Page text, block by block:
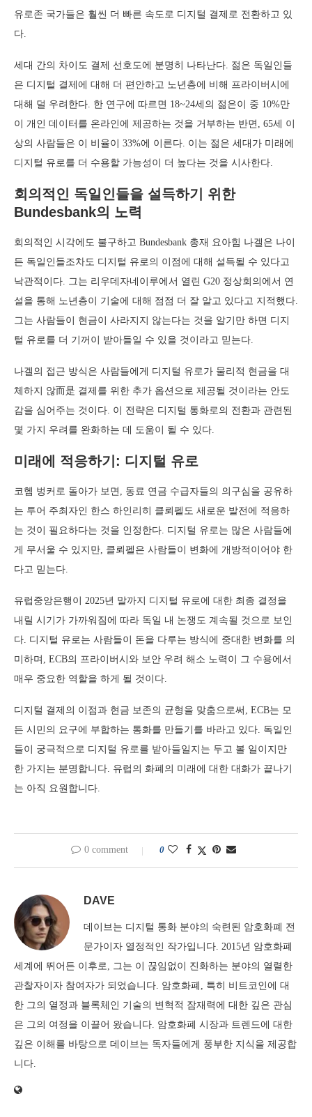
유로존 국가들은 훨씬 더 빠른 속도로 디지털 결제로 전환하고 있
다.
세대 간의 차이도 결제 선호도에 분명히 나타난다. 젊은 독일인들
은 디지털 결제에 대해 더 편안하고 노년층에 비해 프라이버시에
대해 덜 우려한다. 한 연구에 따르면 18~24세의 젊은이 중 10%만
이 개인 데이터를 온라인에 제공하는 것을 거부하는 반면, 65세 이
상의 사람들은 이 비율이 33%에 이른다. 이는 젊은 세대가 미래에
디지털 유로를 더 수용할 가능성이 더 높다는 것을 시사한다.
회의적인 독일인들을 설득하기 위한
Bundesbank의 노력
회의적인 시각에도 불구하고 Bundesbank 총재 요아힘 나겔은 나이
든 독일인들조차도 디지털 유로의 이점에 대해 설득될 수 있다고
낙관적이다. 그는 리우데자네이루에서 열린 G20 정상회의에서 연
설을 통해 노년층이 기술에 대해 점점 더 잘 알고 있다고 지적했다.
그는 사람들이 현금이 사라지지 않는다는 것을 알기만 하면 디지
털 유로를 더 기꺼이 받아들일 수 있을 것이라고 믿는다.
나겔의 접근 방식은 사람들에게 디지털 유로가 물리적 현금을 대
체하지 않而是 결제를 위한 추가 옵션으로 제공될 것이라는 안도
감을 심어주는 것이다. 이 전략은 디지털 통화로의 전환과 관련된
몇 가지 우려를 완화하는 데 도움이 될 수 있다.
미래에 적응하기: 디지털 유로
코헴 벙커로 돌아가 보면, 동료 연금 수급자들의 의구심을 공유하
는 투어 주최자인 한스 하인리히 클뢰펠도 새로운 발전에 적응하
는 것이 필요하다는 것을 인정한다. 디지털 유로는 많은 사람들에
게 무서울 수 있지만, 클뢰펠은 사람들이 변화에 개방적이어야 한
다고 믿는다.
유럽중앙은행이 2025년 말까지 디지털 유로에 대한 최종 결정을
내릴 시기가 가까워짐에 따라 독일 내 논쟁도 계속될 것으로 보인
다. 디지털 유로는 사람들이 돈을 다루는 방식에 중대한 변화를 의
미하며, ECB의 프라이버시와 보안 우려 해소 노력이 그 수용에서
매우 중요한 역할을 하게 될 것이다.
디지털 결제의 이점과 현금 보존의 균형을 맞춤으로써, ECB는 모
든 시민의 요구에 부합하는 통화를 만들기를 바라고 있다. 독일인
들이 궁극적으로 디지털 유로를 받아들일지는 두고 볼 일이지만
한 가지는 분명합니다. 유럽의 화폐의 미래에 대한 대화가 끝나기
는 아직 요원합니다.
0 comment 0
DAVE
데이브는 디지털 통화 분야의 숙련된 암호화폐 전
문가이자 열정적인 작가입니다. 2015년 암호화폐
세계에 뛰어든 이후로, 그는 이 끊임없이 진화하는 분야의 열렬한
관찰자이자 참여자가 되었습니다. 암호화폐, 특히 비트코인에 대
한 그의 열정과 블록체인 기술의 변혁적 잠재력에 대한 깊은 관심
은 그의 여정을 이끌어 왔습니다. 암호화폐 시장과 트렌드에 대한
깊은 이해를 바탕으로 데이브는 독자들에게 풍부한 지식을 제공합
니다.